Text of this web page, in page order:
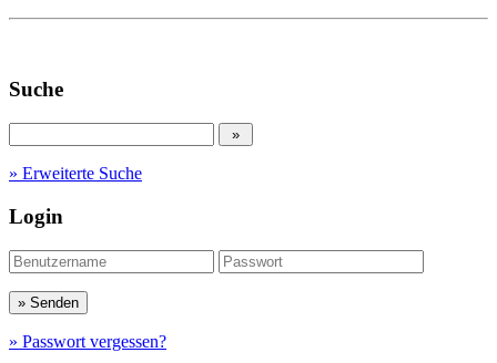
Suche
» Erweiterte Suche
Login
» Passwort vergessen?